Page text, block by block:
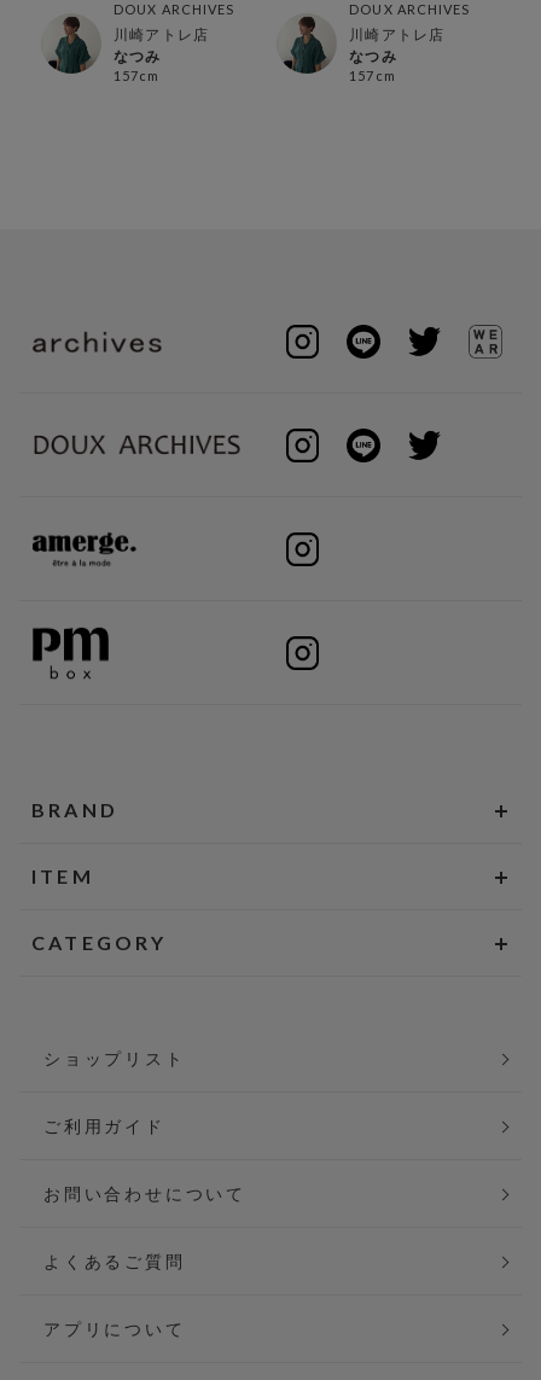
DOUX ARCHIVES
川崎アトレ店
なつみ
157cm
DOUX ARCHIVES
川崎アトレ店
なつみ
157cm
BRAND
ITEM
CATEGORY
ショップリスト
ご利用ガイド
お問い合わせについて
よくあるご質問
アプリについて